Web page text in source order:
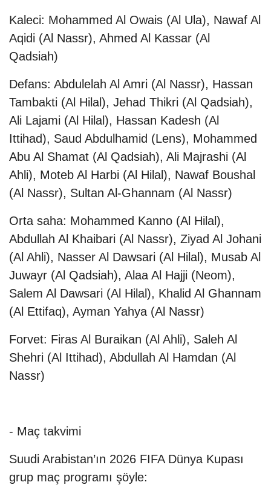
Kaleci: Mohammed Al Owais (Al Ula), Nawaf Al
Aqidi (Al Nassr), Ahmed Al Kassar (Al
Qadsiah)
Defans: Abdulelah Al Amri (Al Nassr), Hassan
Tambakti (Al Hilal), Jehad Thikri (Al Qadsiah),
Ali Lajami (Al Hilal), Hassan Kadesh (Al
Ittihad), Saud Abdulhamid (Lens), Mohammed
Abu Al Shamat (Al Qadsiah), Ali Majrashi (Al
Ahli), Moteb Al Harbi (Al Hilal), Nawaf Boushal
(Al Nassr), Sultan Al-Ghannam (Al Nassr)
Orta saha: Mohammed Kanno (Al Hilal),
Abdullah Al Khaibari (Al Nassr), Ziyad Al Johani
(Al Ahli), Nasser Al Dawsari (Al Hilal), Musab Al
Juwayr (Al Qadsiah), Alaa Al Hajji (Neom),
Salem Al Dawsari (Al Hilal), Khalid Al Ghannam
(Al Ettifaq), Ayman Yahya (Al Nassr)
Forvet: Firas Al Buraikan (Al Ahli), Saleh Al
Shehri (Al Ittihad), Abdullah Al Hamdan (Al
Nassr)
- Maç takvimi
Suudi Arabistan’ın 2026 FIFA Dünya Kupası
grup maç programı şöyle: